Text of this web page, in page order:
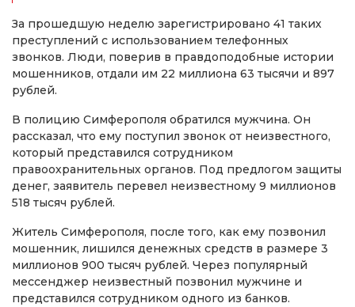
За прошедшую неделю зарегистрировано 41 таких
преступлений с использованием телефонных
звонков. Люди, поверив в правдоподобные истории
мошенников, отдали им 22 миллиона 63 тысячи и 897
рублей.
В полицию Симферополя обратился мужчина. Он
рассказал, что ему поступил звонок от неизвестного,
который представился сотрудником
правоохранительных органов. Под предлогом защиты
денег, заявитель перевел неизвестному 9 миллионов
518 тысяч рублей.
Житель Симферополя, после того, как ему позвонил
мошенник, лишился денежных средств в размере 3
миллионов 900 тысяч рублей. Через популярный
мессенджер неизвестный позвонил мужчине и
представился сотрудником одного из банков.